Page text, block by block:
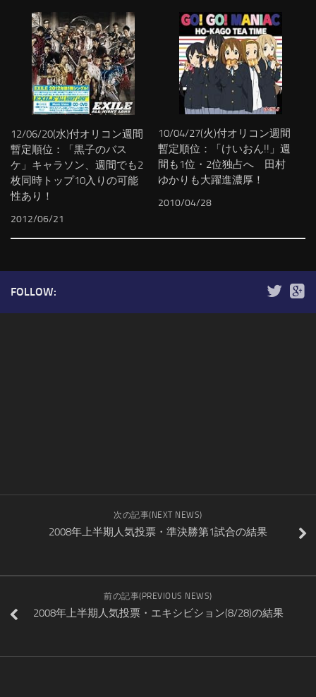
12/06/20(水)付オリコン週間
暫定順位：「黒子のバス
ケ」キャラソン、週間でも2
枚同時トップ10入りの可能
性あり！
2012/06/21
10/04/27(火)付オリコン週間
暫定順位：「けいおん!!」週
間も1位・2位独占へ 田村
ゆかりも大躍進濃厚！
2010/04/28
FOLLOW:
次の記事(NEXT NEWS)
2008年上半期人気投票・準決勝第1試合の結果
前の記事(PREVIOUS NEWS)
2008年上半期人気投票・エキシビション(8/28)の結果